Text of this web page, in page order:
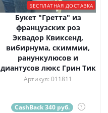
БЕСПЛАТНАЯ ДОСТАВКА
Букет "Гретта" из
французских роз
Эквадор Квиксенд,
вибирнума, скиммии,
ранункулюсов и
диантусов люкс Грин Тик
Артикул: 011811
CashBack 340 руб. ?